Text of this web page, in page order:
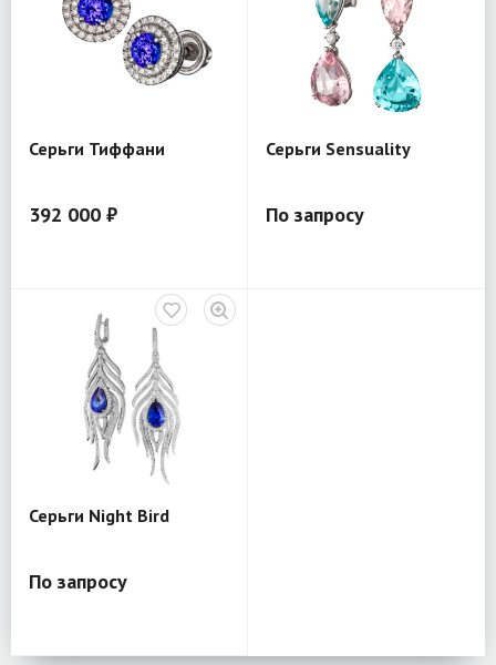
Серьги Тиффани
392 000 ₽
Серьги Sensuality
По запросу
Серьги Night Bird
По запросу